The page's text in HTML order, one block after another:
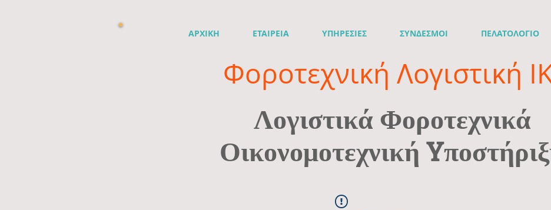
ΑΡΧΙΚΗ ΕΤΑΙΡΕΙΑ ΥΠΗΡΕΣΙΕΣ ΣΥΝΔΕΣΜΟΙ ΠΕΛΑΤΟΛΟΓΙΟ
Φοροτεχνική Λογιστική
Λογιστικά Φοροτεχνικά
Οικονομοτεχνική